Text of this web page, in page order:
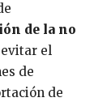
de la no
el
de
de